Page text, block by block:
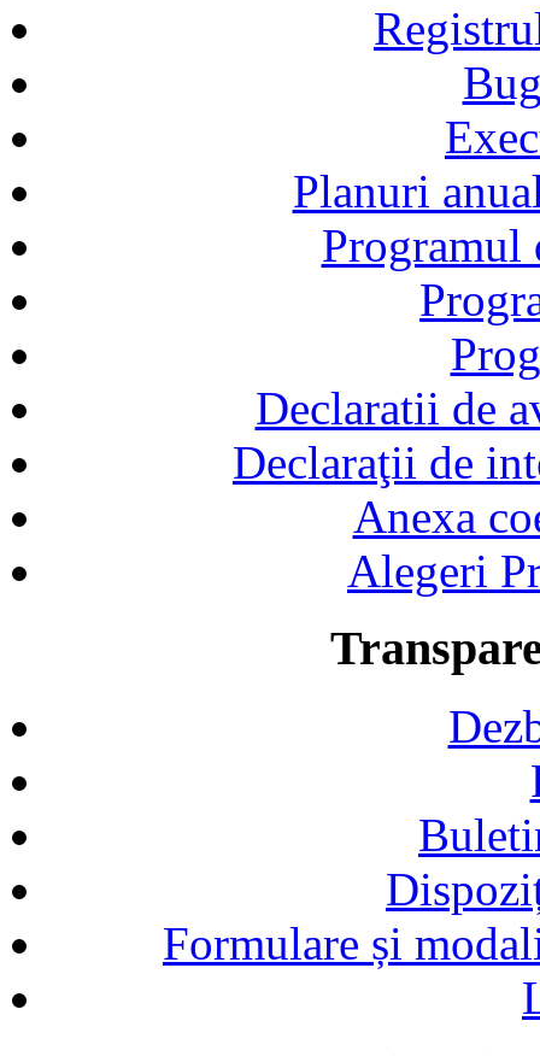
Planuri
Declaratii de
Declaraţii de
Anexa
Alegeri
Formulare și